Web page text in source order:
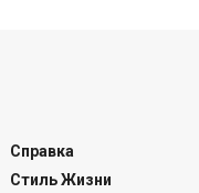
Справка
Стиль Жизни